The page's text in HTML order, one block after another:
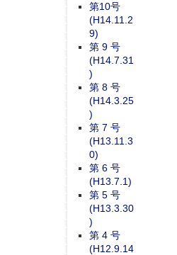
第10号
(H14.11.2
9)
第 9 号
(H14.7.31
)
第 8 号
(H14.3.25
)
第 7 号
(H13.11.3
0)
第 6 号
(H13.7.1)
第 5 号
(H13.3.30
)
第 4 号
(H12.9.14